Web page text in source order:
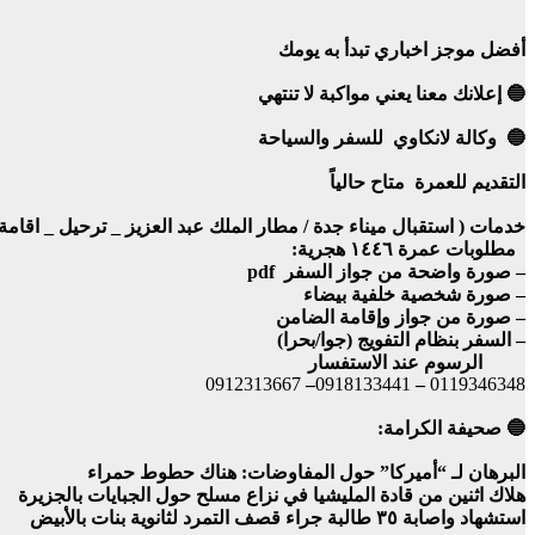
أفضل موجز اخباري تبدأ به يومك
🔵 إعلانك معنا يعني مواكبة لا تنتهي
🔵 وكالة لانكاوي للسفر والسياحة
التقديم للعمرة متاح حالياً
خدمات ( استقبال ميناء جدة / مطار الملك عبد العزيز _ ترحيل _ اقامة ٥ ايام في فندق بمكة
مطلوبات عمرة ١٤٤٦ هجرية:
– صورة واضحة من جواز السفر pdf
– صورة شخصية خلفية بيضاء
– صورة من جواز وإقامة الضامن
– السفر بنظام التفويج (جوا/بحرا)
الرسوم عند الاستفسار
0119346348
–
0918133441
–
0912313667
🔵 صحيفة الكرامة:
البرهان لـ “أميركا” حول المفاوضات: هناك حطوط حمراء
هلاك اثنين من قادة المليشيا في نزاع مسلح حول الجبايات بالجزيرة
استشهاد واصابة ٣٥ طالبة جراء قصف التمرد لثانوية بنات بالأبيض